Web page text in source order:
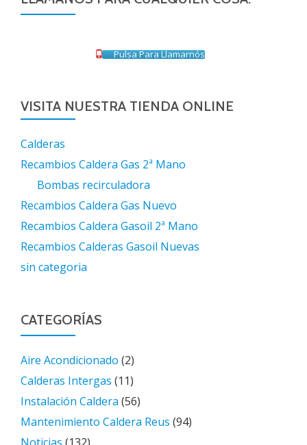
Pulsa Para Llamarnós
VISITA NUESTRA TIENDA ONLINE
Calderas
Recambios Caldera Gas 2ª Mano
Bombas recirculadora
Recambios Caldera Gas Nuevo
Recambios Caldera Gasoil 2ª Mano
Recambios Calderas Gasoil Nuevas
sin categoria
CATEGORÍAS
Aire Acondicionado (2)
Calderas Intergas (11)
Instalación Caldera (56)
Mantenimiento Caldera Reus (94)